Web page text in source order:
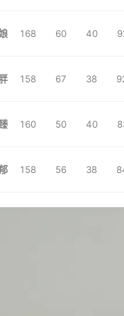
168 60 40
158 67 38
160 50 40
158 56 38